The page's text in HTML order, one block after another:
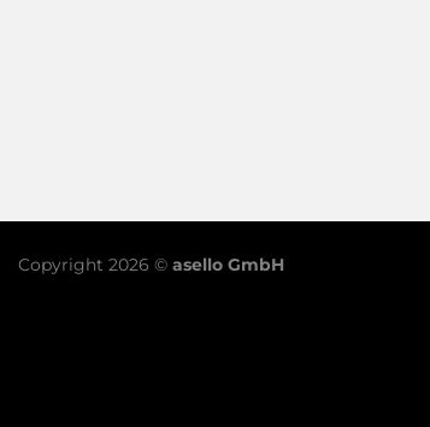
Copyright 2026 © asello GmbH